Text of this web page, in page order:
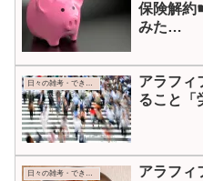
保険解約
みた…
アラフィ
ること「
日々の雑考・できごと
アラフィ